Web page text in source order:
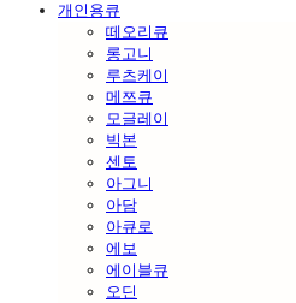
개인용큐
떼오리큐
롱고니
루츠케이
메쯔큐
모글레이
빅본
센토
아그니
아담
아큐로
에보
에이블큐
오딘